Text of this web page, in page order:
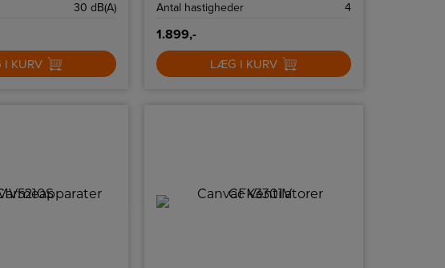
30 dB(A)
KURV
Antal hastigheder
4
1.899,-
LÆG I KURV